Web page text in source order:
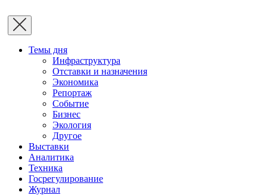
Темы дня
Инфраструктура
Отставки и назначения
Экономика
Репортаж
Событие
Бизнес
Экология
Другое
Выставки
Аналитика
Техника
Госрегулирование
Журнал